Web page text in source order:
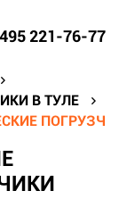
221-76-77
В ТУЛЕ